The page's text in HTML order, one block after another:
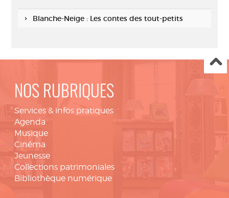
Blanche-Neige : Les contes des tout-petits
NOS RUBRIQUES
Services & infos pratiques
Agenda
Musique
Cinéma
Jeunesse
Collections patrimoniales
Bibliothèque numérique